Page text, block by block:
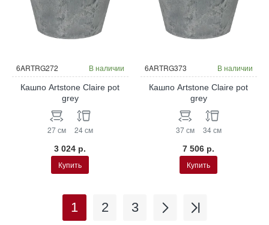
6ARTRG272 В наличии
Кашпо Artstone Claire pot
grey
27 см 24 см
3 024 р.
Купить
6ARTRG373 В наличии
Кашпо Artstone Claire pot
grey
37 см 34 см
7 506 р.
Купить
1 2 3